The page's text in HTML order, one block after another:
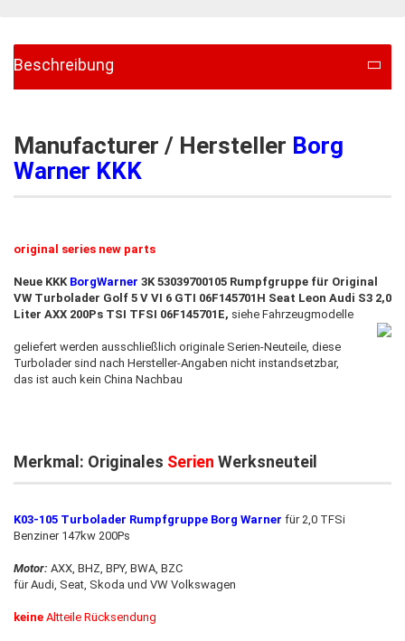
Beschreibung
Manufacturer / Hersteller Borg
Warner KKK
original series new parts
Neue KKK BorgWarner 3K 53039700105 Rumpfgruppe für Original
VW Turbolader Golf 5 V VI 6 GTI 06F145701H Seat Leon Audi S3 2,0
Liter AXX 200Ps TSI TFSI 06F145701E, siehe Fahrzeugmodelle
geliefert werden ausschließlich originale Serien-Neuteile, diese
Turbolader sind nach Hersteller-Angaben nicht instandsetzbar,
das ist auch kein China Nachbau
Merkmal: Originales Serien Werksneuteil
K03-105 Turbolader Rumpfgruppe Borg Warner für 2,0 TFSi
Benziner 147kw 200Ps
Motor: AXX, BHZ, BPY, BWA, BZC
für Audi, Seat, Skoda und VW Volkswagen
keine Altteile Rücksendung